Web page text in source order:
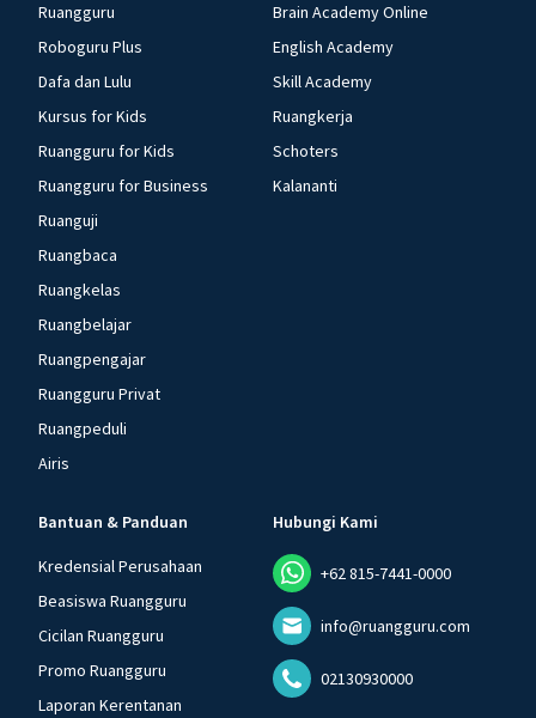
Ruangguru
Roboguru Plus
Dafa dan Lulu
Kursus for Kids
Ruangguru for Kids
Ruangguru for Business
Ruanguji
Ruangbaca
Ruangkelas
Ruangbelajar
Ruangpengajar
Ruangguru Privat
Ruangpeduli
Airis
Brain Academy Online
English Academy
Skill Academy
Ruangkerja
Schoters
Kalananti
Bantuan & Panduan
Kredensial Perusahaan
Beasiswa Ruangguru
Cicilan Ruangguru
Promo Ruangguru
Laporan Kerentanan
Hubungi Kami
+62 815-7441-0000
info@ruangguru.com
02130930000